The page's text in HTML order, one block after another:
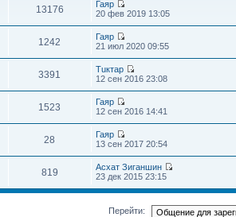
13176
Гаяр
20 фев 2019 13:05
1242
Гаяр
21 июл 2020 09:55
3391
Тuктар
12 сен 2016 23:08
1523
Гаяр
12 сен 2016 14:41
28
Гаяр
13 сен 2017 20:54
819
Асхат Зиганшин
23 дек 2015 23:15
Перейти: